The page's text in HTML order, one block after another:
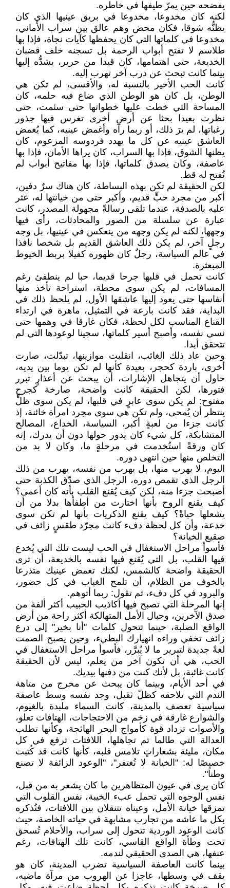
يفضحه حين يمرّ طيفها في خاطره.
لكنه كان مخدوعا، مخدوعا في بريق عينيها الذي كان
يظنُّه شوقا، فكان محض وهم عالق بين سراب الأماني،
مخدوعا في كلماتها التي كان يحفظها كآيات نجاة، فإذا بها
طلاسم لا تفتح أبواب الرحمة بل تسجنه خلف قضبان
الخديعة، حتى اهتمامها، كان قيدا من حرير، يشدُّه إليها
بينما كانت تبحث عن درب آخر تهرب إليه.
كانت الحب الأخير بالنسبة له، والأقسى، لم تكن هي
الوطن، بل كان هو الوطن الذي ضاع فيه حلمه، كان
المساحة التي خطت عليها خطواتها حتى سئمت، حتى
نظرت بعيدا بحثا عن أرض أخرى تغرس فيها جذور
رغباتها، لم يرَ ذلك، أو ربما رآه وأغمض عينيه، كما يُغمض
العاشق عينيه عن كل ما يهدد فردوسه المزعوم، كان
يظنها الشوق، فإذا بها السراب، كان يراها الأمان، فإذا بها
عاصفة، وكان يصدق كلماتها، فإذا بها مفاتيح أبواب لم
تُفتح له قط.
لكن الحقيقة لم تكن بهذه البساطة، كان هناك سرٌ دفين،
أكبر من مجرد حبٍّ قديم، وأكبر حتى من خيانتها له، عثر
عليه بالصدفة، عندما تلقى رسالةً مجهولة المصدر، كانت
عبارة عن سلسلة من الصور والمحادثات، رأى فيها
وجهها، لكنه لم يكن وجهه من ينعكس في عينيها، بل وجه
رجلٍ آخر، لم يكن ذلك العاشق القديم بل شخصا نافذا
في عالم السياسة، رجلٌ كان ظهوره كفيلا بربط الخيوط
المبعثرة.
كانت تحمل في قلبها جرحا قديما، حبا لم ينطفئ رغم
المسافات، لم يكن سوى محطة، استراحة تأخذ منها
أنفاسها حتى يعود إليها عاشقها الأول، لم يلحظ ذلك في
البداية، فقد كانت بارعة في التمثيل، ماهرة في ارتداء
القناع المناسب لكل لحظة، فكان غارقا في وهمها حتى
نسي نفسه، وأصبح أسير كلماتها، سجينا لوعودها التي لم
تتحقق أبدا.
وحين عاد ذلك الغائب، انقلبت موازينها، تبدّلت، صارت
أخرى، باردة كحجر، بعيدة كأنها لم تكن يوما بين يديه،
حاول أن يتجاهل الإشارات، أن يبحث عن أعذارٍ تبرر
فتورها، لكن الحقيقة كانت واضحة، صارخة كجرح
مفتوح: لم يكن سوى عابرٍ في قلبها، لم يكن سوى ظلٍّ
ينتظر أن يُمحى، ولم تكن هي سوى مجرد امرأة خائنة، إذ
كانت جزءا من لعبةٍ أكبر، السياسة، الخداع، المصالح
المتشابكة، كل شيء كان يدور حولها دون أن يدرك، إنه
كان ورقةً استُخدمت في مرحلةٍ ما، وكان لا بد من
التخلص منها حين انتهى دوره.
اليوم، لا يهرب منها، بل يهرب من نفسه، يهرب من ذلك
الرجل الذي تقمص دوره، الرجل الذي صدّق الكذبة حتى
أصبحت جزءا منه، لكن كيف يُقنع القلب بأنه كان أعمى؟
كيف يقنع الروح بأنها اختارت من أطفأها بدلا من أن
يشعلها حياةً؟ كيف يقنع الذكريات بأنها لم تكن سوى
خدعة، وأن كل لحظة دفء كانت مجرّد طقسٍ زائف في
صقيع الخيانة؟
فأسوأ مراحل الاستغفال في الحب ليست تلك التي يُخدع
فيها القلب، بل التي يُقنع فيها نفسه بالخديعة، أن ترى
الحقيقة واضحة كالشمس، لكنك تغمض عينيك متذرعا
بالخوف من الظلام، أن تلمح الغياب في كل حضور،
والبرود في كل دفء، ثم تقول: ربما أتوهم.
إنها المرحلة التي تصبح فيها أكاذيب الحبيب أكثر ألفة من
صدق الآخرين، وحبال الأمل المتهالكة أكثر راحة من أرض
الواقع الصلبة، حينما تتحول كلمات "أنا بخير" إلى درع
زائف تخفي وراءه انهيارك البطيء، وحين يصبح الصمت
لغةً جديدة لتبرير ما لا يُبرَّر، فأسوأ مراحل الاستغفال في
الحب، هي أن تكون آخر من يعلم، ليس لأن الحقيقة
كانت غائبة، بل لأنك كنت من دفنها بيديك.
في أحد الأيام، وبينما كان يبحث عن مخرج من متاهة
الندم التي تلاحقه كظلّ ثقيل، وجد نفسه وسط عاصفة
سياسية تعصف بالمدينة، كانت السماء ملبدة بالغيوم،
والشوارع غارقة في زخم من الاحتجاجات، الهتافات تعلو،
والأصوات تزداد قوة كأمواج البحر الهائجة، وكأنها تطلب
العدالة التي طالما تم تجاهلها، اللافتات ترفع في كل
مكان، مليئة بشعاراتٍ تلامس قلبه، كأنها كانت قد كُتبت
خصيصًا له: "الخيانة لا تُغتفر"، "الوعود الزائفة لا تصنع
وطناً".
كان يرى في عيون المتظاهرين ما كان يشعر به من قبل،
نفس الوجوه التي تحمل عبء الخيبة، نفس القلوب التي
تمزقها خيانة الأمل، وعيناه تتنقلان بين اللافتات، فتُذكره
بكل ما عاشه من تجارب مشابهة في حياته الخاصة، حيث
كانت الوعود الوردية تتحول إلى سراب، والأحلام تُسحق
تحت وطأة الواقع القاسي، كانت تلك الهتافات، رغم
عنفها، هي الصدى الحقيقي لندمه.
بينما كانت العاصفة السياسية تضرب المدينة، كان هو
يقف في وسطها، عاجزا عن الهروب من مرآة ماضيه،